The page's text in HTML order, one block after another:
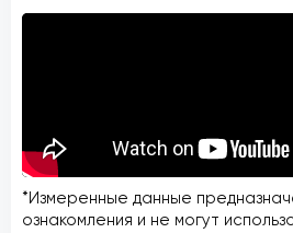
*Измеренные данные
ознакомления и не могут